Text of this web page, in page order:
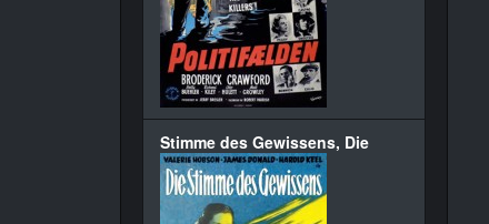
Stimme des Gewissens, Die